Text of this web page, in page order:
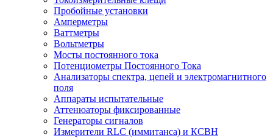
Пробойные установки
Амперметры
Ваттметры
Вольтметры
Мосты постоянного тока
Потенциометры Постоянного Тока
Анализаторы спектра, цепей и электромагнитного
поля
Аппараты испытательные
Аттенюаторы фиксированные
Генераторы сигналов
Измерители RLC (иммитанса) и КСВН